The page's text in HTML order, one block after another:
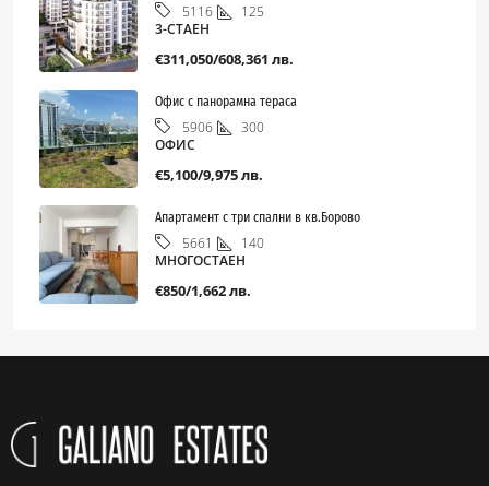
5116
125
3-СТАЕН
€311,050/608,361 лв.
Офис с панорамна тераса
5906
300
ОФИС
€5,100/9,975 лв.
Апартамент с три спални в кв.Борово
5661
140
МНОГОСТАЕН
€850/1,662 лв.